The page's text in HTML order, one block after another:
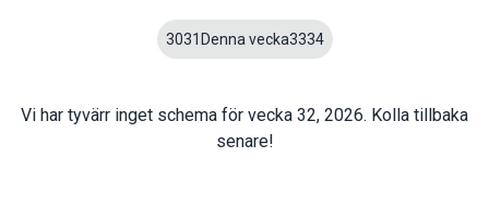
3031 Denna vecka3334
Vi har tyvärr inget schema för vecka 32, 2026. Kolla tillbaka
senare!